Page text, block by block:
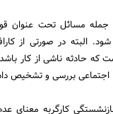
جمله مسائل تحت عنوان
البته در صورتی از
که حادثه ناشی از کار
اجتماعی بررسی و تشخیص
کارگربه معنای